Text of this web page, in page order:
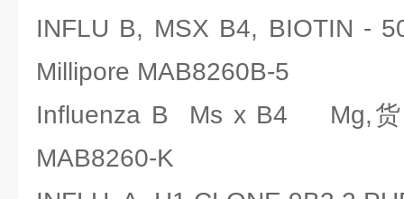
INFLU B, MSX B4, BIOTIN -
Millipore MAB8260B-5
Influenza B Ms x B4 Mg,货
MAB8260-K